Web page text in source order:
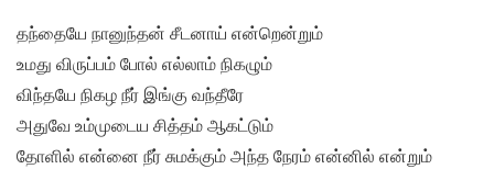
தந்தையே நானுந்தன் சீடனாய் என்றென்றும்
உமது விருப்பம் போல் எல்லாம் நிகழும்
விந்தயே நிகழ நீர் இங்கு வந்தீரே
அதுவே உம்முடைய சித்தம் ஆகட்டும்
தோளில் என்னை நீர் சுமக்கும் அந்த நேரம் என்னில் என்றும்